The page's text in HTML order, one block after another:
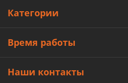
Категории
Время работы
Наши контакты